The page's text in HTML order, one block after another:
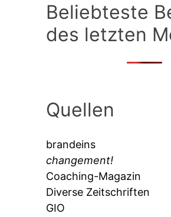
Beliebteste
des letzten
Quellen
brandeins
changement!
Coaching-Magazin
Diverse Zeitschriften
GIO